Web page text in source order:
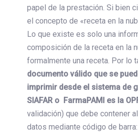
papel de la prestación. Si bien
el concepto de «receta en la
Lo que existe es solo una
composición de la receta en la
formalmente una receta. Por lo
documento válido que se
imprimir desde el sistema de
SIAFAR o FarmaPAMI es la
validación) que debe contener
datos mediante código de